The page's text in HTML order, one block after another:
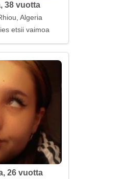
38 vuotta
Algeria
etsii vaimoa
26 vuotta